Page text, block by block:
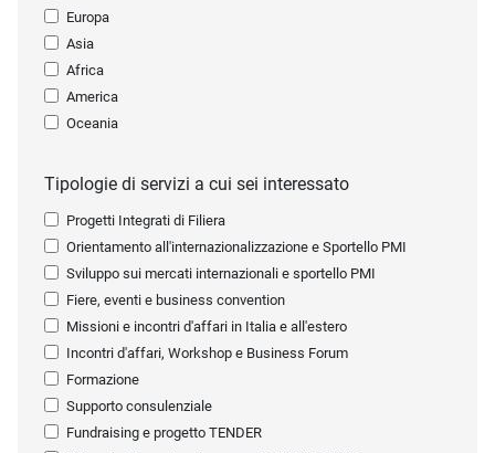
Europa
Asia
Africa
America
Oceania
Tipologie di servizi a cui sei interessato
Progetti Integrati di Filiera
Orientamento all'internazionalizzazione e Sportello PMI
Sviluppo sui mercati internazionali e sportello PMI
Fiere, eventi e business convention
Missioni e incontri d'affari in Italia e all'estero
Incontri d'affari, Workshop e Business Forum
Formazione
Supporto consulenziale
Fundraising e progetto TENDER